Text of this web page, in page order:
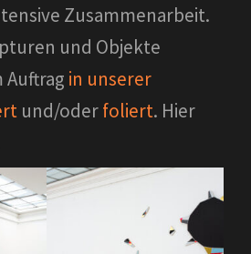
Zusammenarbeit.
und Objekte
in unserer
und/oderfoliert. Hier